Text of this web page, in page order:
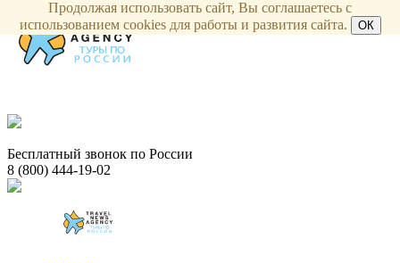
Бесплатный звонок по России
8 (800) 444-19-02
Продолжая использовать сайт, Вы соглашаетесь с
использованием cookies для работы и развития сайта.
ОК